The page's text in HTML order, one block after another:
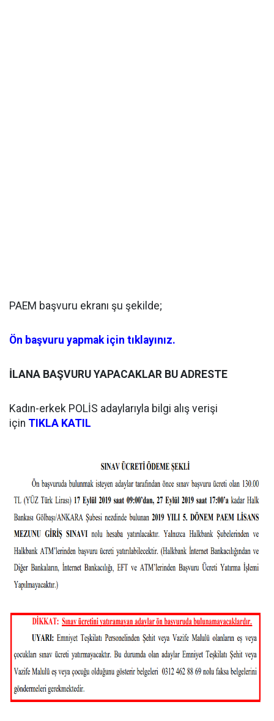
PAEM başvuru ekranı şu şekilde;
Ön başvuru yapmak için tıklayınız.
İLANA BAŞVURU YAPACAKLAR BU ADRESTE
Kadın-erkek POLİS adaylarıyla bilgi alış verişi
için TIKLA KATIL